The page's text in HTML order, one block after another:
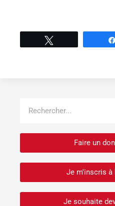
Faire un
Je m'inscris à
Je souhaite